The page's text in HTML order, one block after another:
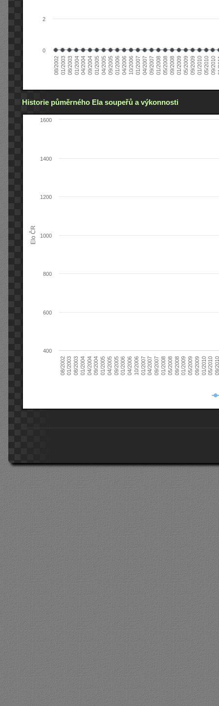
08/200201/200308/200301/200404/200409/200401/200504/200509/200501/200604/200610/200601/200704/200709/200701/200805/200809/200801/200905/200909/200901/201005/201009/2010
0
2
Historie půměrného Ela soupeřů a výkonnosti
Elo ČR
08/200201/200308/200301/200404/200409/200401/200504/200509/200501/200604/200610/200601/200704/200709/200701/200805/200809/200801/200905/200909/200901/201005/201009/
600
800
1000
1200
1400
1600
400